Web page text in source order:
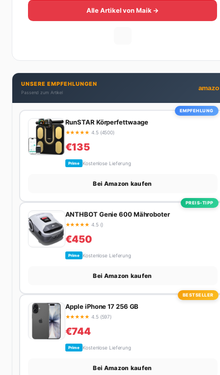
dazugehört. Die andere Hälfte hat er sich tief in die Welt des
SEO und digitalen Contents vergraben. Diese Mischung aus
zusammenstellt, findet man ihn beim Wandern in den
Schweizer Alpen, am Grill mit Freunden oder auf der Suche
nach dem perfekten Espresso. Sein Motto: Lieber einmal
Alle Artikel von Maik →
UNSERE EMPFEHLUNGEN
Passend zum Artikel
EMPFEHLUNG
RunSTAR Körperfettwaage
★★★★★ 4.5 (4500)
€135
Prime Kostenlose Lieferung
Bei Amazon kaufen
PREIS-TIPP
ANTHBOT Genie 600 Mähroboter
★★★★★ 4.5 ()
€450
Prime Kostenlose Lieferung
Bei Amazon kaufen
BESTSELLER
Apple iPhone 17 256 GB
★★★★★ 4.5 (597)
€744
Prime Kostenlose Lieferung
Bei Amazon kaufen